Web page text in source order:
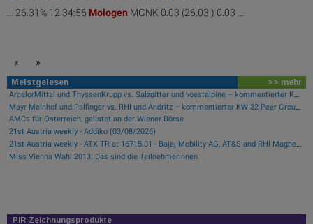
... 26.31% 12:34:56 Mologen MGNK 0.03 (26.03.) 0.03 ...
« »
Meistgelesen >> mehr
ArcelorMittal und ThyssenKrupp vs. Salzgitter und voestalpine – kommentierter KW 32 Peer Group Watch Stahl
Mayr-Melnhof und Palfinger vs. RHI und Andritz – kommentierter KW 32 Peer Group Watch Zykliker Österreich
AMCs für Österreich, gelistet an der Wiener Börse
21st Austria weekly - Addiko (03/08/2026)
21st Austria weekly - ATX TR at 16715.01 - Bajaj Mobility AG, AT&S and RHI Magnesita best-performing, Österreichische Post with weakest performance (08/08/2026)
Miss Vienna Wahl 2013: Das sind die Teilnehmerinnen
PIR-Zeichnungsprodukte